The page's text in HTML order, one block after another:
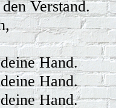
Verstand.
Hand.
Hand.
Hand.